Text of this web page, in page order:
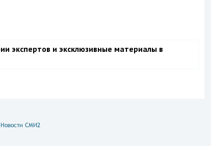
экспертов и эксклюзивные материалы в
Новости СМИ2